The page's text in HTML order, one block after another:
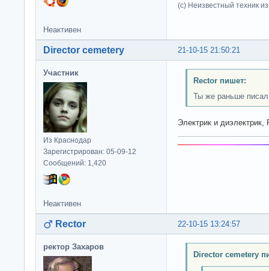
(c) Неизвестный техник
Неактивен
21-10-15 21:50:21
Director cemetery
Участник
Из Краснодар
Зарегистрирован: 05-09-12
Сообщений: 1,420
Rector пишет:
Ты же раньше писал
Электрик и диэлектрик,
Неактивен
22-10-15 13:24:57
Rector
ректор Захаров
Director cemetery